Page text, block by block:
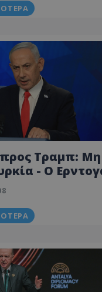
Τραμπ:
- Ο
το Ισραήλ
Κύπρο